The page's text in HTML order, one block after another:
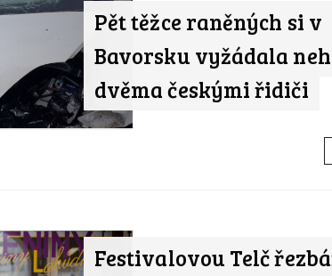
Pět těžce raněných si v
Bavorsku vyžádala
dvěma českými řidiči
Festivalovou Telč